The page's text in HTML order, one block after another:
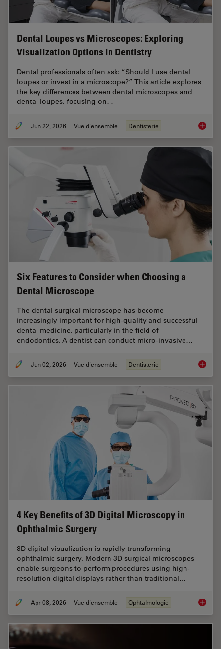
Dental Loupes vs Microscopes: Exploring
Visualization Options in Dentistry
Dental professionals often ask: “Should I use dental
loupes or invest in a microscope?” This article explores
the key differences between dental microscopes and
dental loupes, focusing on…
Jun 22, 2026 Vue d'ensemble Dentisterie Dental
Six Features to Consider when Choosing a
Dental Microscope
The dental surgical microscope has become
increasingly important for high-quality and successful
dental medicine, particularly in the field of
endodontics. A dentist can conduct micro-invasive…
Jun 02, 2026 Vue d'ensemble Dentisterie Six
4 Key Benefits of 3D Digital Microscopy in
Ophthalmic Surgery
3D digital visualization is rapidly transforming
ophthalmic surgery. Modern 3D surgical microscopes
enable surgeons to perform procedures using high-
resolution digital displays rather than traditional…
Apr 08, 2026 Vue d'ensemble Ophtalmologie 4 Key